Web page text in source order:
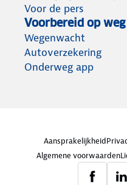
Voor de pers
Voorbereid op weg
Wegenwacht
Autoverzekering
Onderweg app
Aansprakelijkheid
Algemene voorwaarden